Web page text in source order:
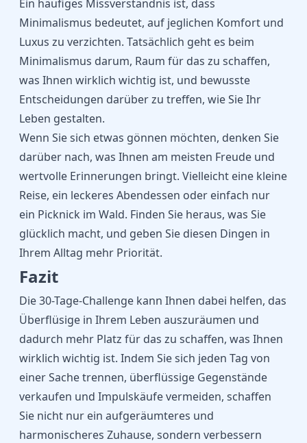
Ein häufiges Missverständnis ist, dass
Minimalismus bedeutet, auf jeglichen Komfort und
Luxus zu verzichten. Tatsächlich geht es beim
Minimalismus darum, Raum für das zu schaffen,
was Ihnen wirklich wichtig ist, und bewusste
Entscheidungen darüber zu treffen, wie Sie Ihr
Leben gestalten.
Wenn Sie sich etwas gönnen möchten, denken Sie
darüber nach, was Ihnen am meisten Freude und
wertvolle Erinnerungen bringt. Vielleicht eine kleine
Reise, ein leckeres Abendessen oder einfach nur
ein Picknick im Wald. Finden Sie heraus, was Sie
glücklich macht, und geben Sie diesen Dingen in
Ihrem Alltag mehr Priorität.
Fazit
Die 30-Tage-Challenge kann Ihnen dabei helfen, das
Überflüsige in Ihrem Leben auszuräumen und
dadurch mehr Platz für das zu schaffen, was Ihnen
wirklich wichtig ist. Indem Sie sich jeden Tag von
einer Sache trennen, überflüssige Gegenstände
verkaufen und Impulskäufe vermeiden, schaffen
Sie nicht nur ein aufgeräumteres und
harmonischeres Zuhause, sondern verbessern